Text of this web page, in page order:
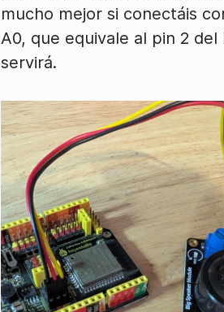
mucho mejor si conectáis
A0, que equivale al pin 2
servirá.